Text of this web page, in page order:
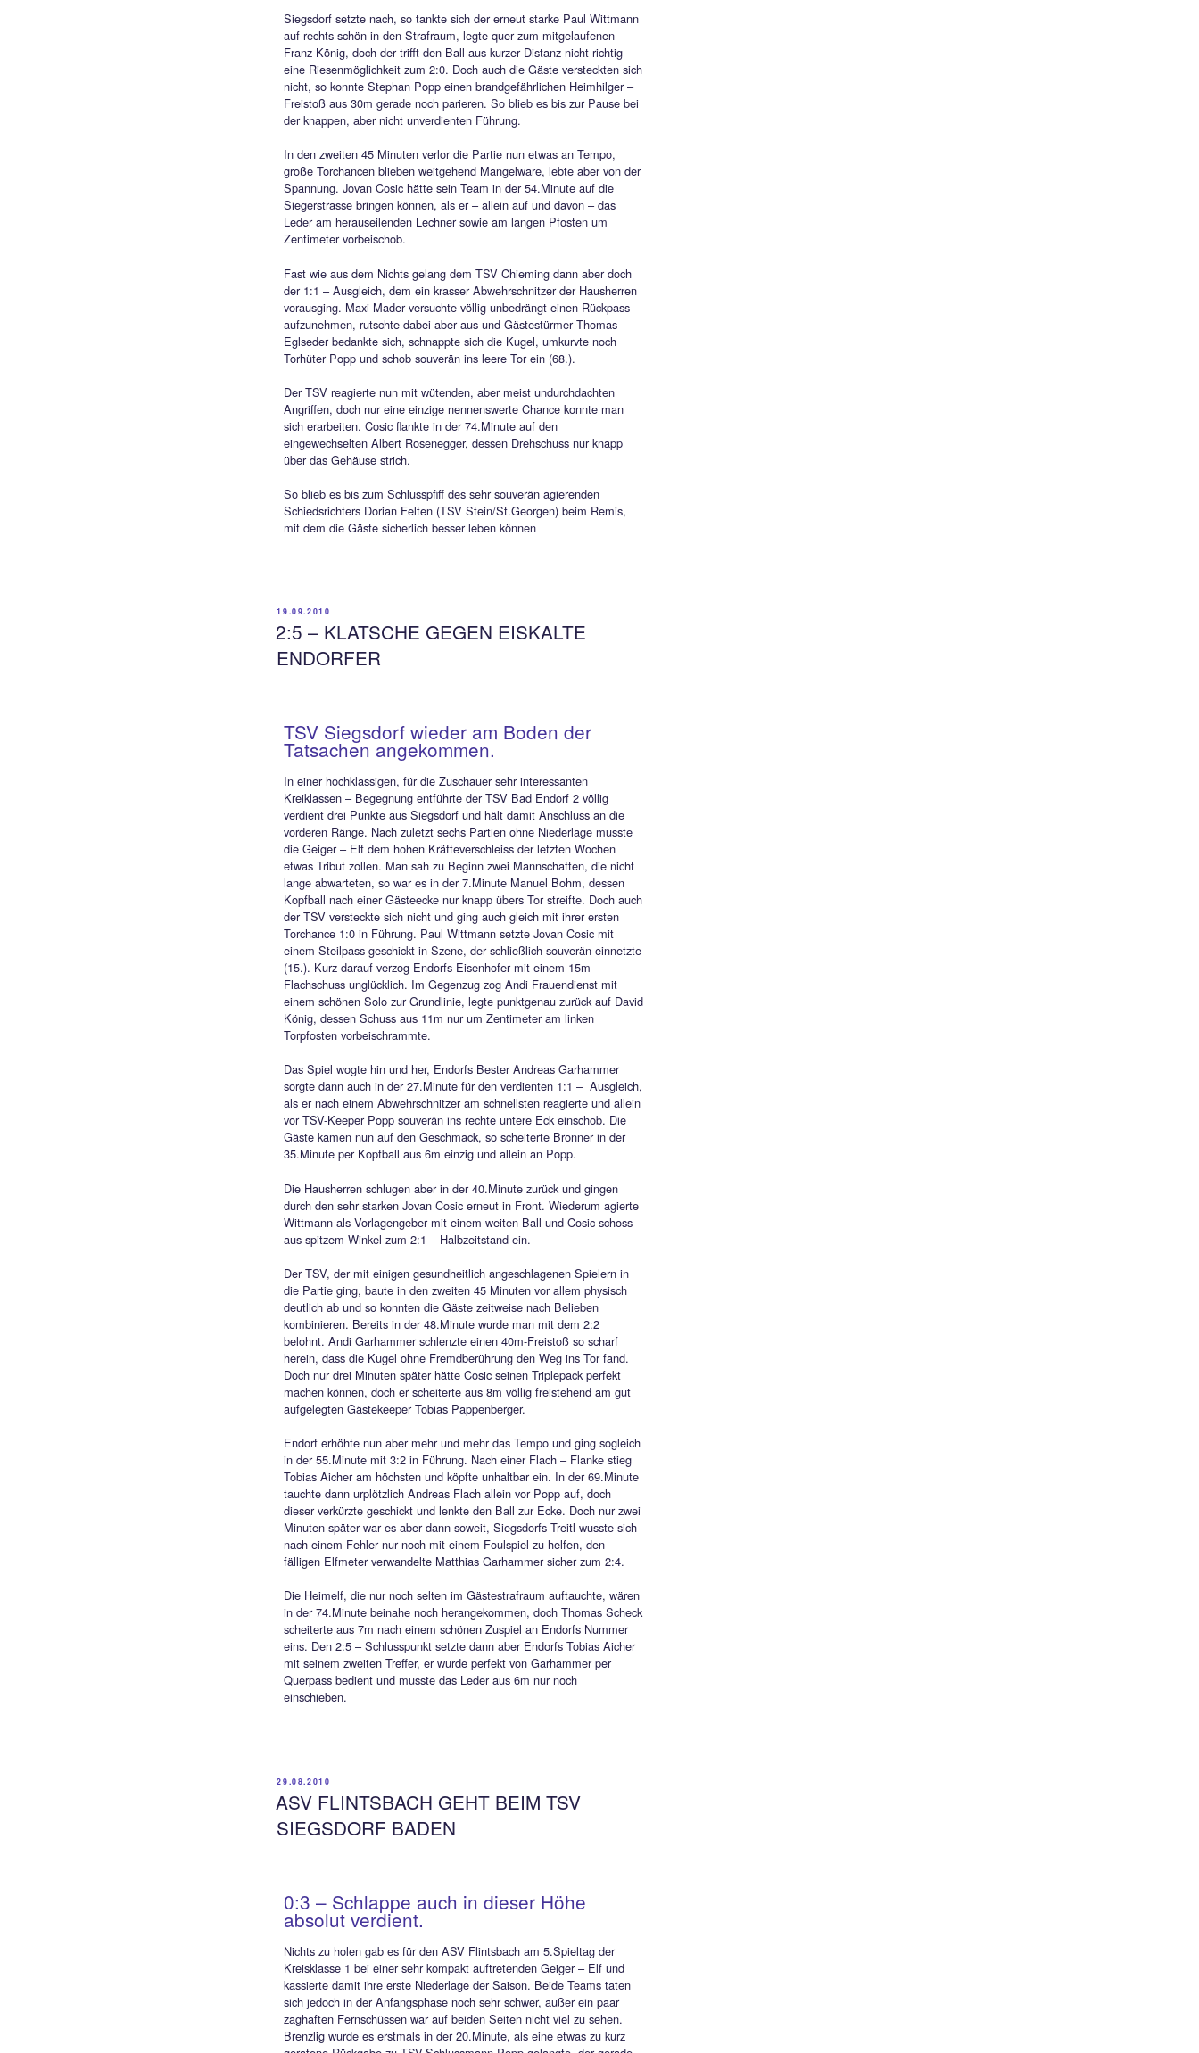
strich der Ball knapp am Tor vorbei. Nach 25 Minuten setzte Tobi
Stoiber einen Freistoß ebenfalls nur knapp über das Tor. Auf der
Gegenseite scheiterte Thomas Eglseder mit seinem 16m-Knaller am
prächtigen Reflex von Popp, der die Kugel noch über die Latte lenkte.
Die Hausherren verschafften sich aber insgesamt durch Pressing und
war es nur eine Frage der Zeit, ehe der TSV ein Tor erzielte. In der
34.Minute war es dann auch soweit. Erneut setzte die Geiger – Elf im
Mittelfeld energisch nach, Stoiber ergattert sich das Leder, schickt
umgehend Jovan Cosic steil, der anschließend das Spielgerät
geschickt an Torhüter Lechner vorbei ins lange Eck schlenzte zur 1:0-
Führung.
Siegsdorf setzte nach, so tankte sich der erneut starke Paul Wittmann
auf rechts schön in den Strafraum, legte quer zum mitgelaufenen
Franz König, doch der trifft den Ball aus kurzer Distanz nicht richtig –
eine Riesenmöglichkeit zum 2:0. Doch auch die Gäste versteckten sich
nicht, so konnte Stephan Popp einen brandgefährlichen Heimhilger –
Freistoß aus 30m gerade noch parieren. So blieb es bis zur Pause bei
der knappen, aber nicht unverdienten Führung.
große Torchancen blieben weitgehend Mangelware, lebte aber von der
Spannung. Jovan Cosic hätte sein Team in der 54.Minute auf die
Fast wie aus dem Nichts gelang dem TSV Chieming dann aber doch
der 1:1 – Ausgleich, dem ein krasser Abwehrschnitzer der Hausherren
vorausging. Maxi Mader versuchte völlig unbedrängt einen Rückpass
Torhüter Popp und schob souverän ins leere Tor ein (68.).
Der TSV reagierte nun mit wütenden, aber meist undurchdachten
Angriffen, doch nur eine einzige nennenswerte Chance konnte man
sich erarbeiten. Cosic flankte in der 74.Minute auf den
eingewechselten Albert Rosenegger, dessen Drehschuss nur knapp
über das Gehäuse strich.
So blieb es bis zum Schlusspfiff des sehr souverän agierenden
Schiedsrichters Dorian Felten (TSV Stein/St.Georgen) beim Remis,
mit dem die Gäste sicherlich besser leben können
2:5 – KLATSCHE GEGEN EISKALTE
ENDORFER
TSV Siegsdorf wieder am Boden der
Tatsachen angekommen.
Kreiklassen – Begegnung entführte der TSV Bad Endorf 2 völlig
verdient drei Punkte aus Siegsdorf und hält damit Anschluss an die
vorderen Ränge. Nach zuletzt sechs Partien ohne Niederlage musste
die Geiger – Elf dem hohen Kräfteverschleiss der letzten Wochen
etwas Tribut zollen. Man sah zu Beginn zwei Mannschaften, die nicht
lange abwarteten, so war es in der 7.Minute Manuel Bohm, dessen
Kopfball nach einer Gästeecke nur knapp übers Tor streifte. Doch auch
Torchance 1:0 in Führung. Paul Wittmann setzte Jovan Cosic mit
einem Steilpass geschickt in Szene, der schließlich souverän einnetzte
(15.). Kurz darauf verzog Endorfs Eisenhofer mit einem 15m-
Flachschuss unglücklich. Im Gegenzug zog Andi Frauendienst mit
einem schönen Solo zur Grundlinie, legte punktgenau zurück auf David
König, dessen Schuss aus 11m nur um Zentimeter am linken
Das Spiel wogte hin und her, Endorfs Bester Andreas Garhammer
sorgte dann auch in der 27.Minute für den verdienten 1:1 – Ausgleich,
als er nach einem Abwehrschnitzer am schnellsten reagierte und allein
vor TSV-Keeper Popp souverän ins rechte untere Eck einschob. Die
durch den sehr starken Jovan Cosic erneut in Front. Wiederum agierte
Wittmann als Vorlagengeber mit einem weiten Ball und Cosic schoss
aus spitzem Winkel zum 2:1 – Halbzeitstand ein.
die Partie ging, baute in den zweiten 45 Minuten vor allem physisch
deutlich ab und so konnten die Gäste zeitweise nach Belieben
belohnt. Andi Garhammer schlenzte einen 40m-Freistoß so scharf
herein, dass die Kugel ohne Fremdberührung den Weg ins Tor fand.
Doch nur drei Minuten später hätte Cosic seinen Triplepack perfekt
machen können, doch er scheiterte aus 8m völlig freistehend am gut
aufgelegten Gästekeeper Tobias Pappenberger.